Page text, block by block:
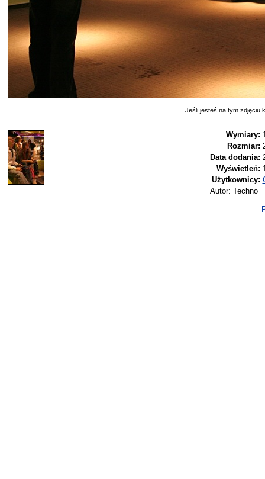
Jeśli jesteś na tym zdjęciu
Wymiary:
Rozmiar:
Data dodania:
Wyświetleń:
Użytkownicy:
Autor: Techno